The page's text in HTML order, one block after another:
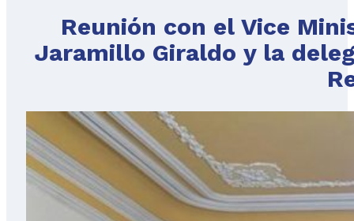
Reunión con el Vice
Jaramillo Giraldo y la